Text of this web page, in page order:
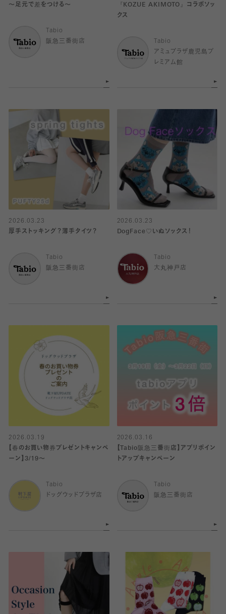
〜足元で差をつける〜
Tabio
阪急三番街店
『KOZUE AKIMOTO』コラボソッ
クス
Tabio
アミュプラザ鹿児島プ
レミアム館
2026.03.23
厚手ストッキング？薄手タイツ？
Tabio
阪急三番街店
2026.03.23
DogFace♡いぬソックス！
Tabio
大丸神戸店
2026.03.19
【春のお買い物券プレゼントキャンペ
ーン】3/19〜
Tabio
ドッグウッドプラザ店
2026.03.16
【Tabio阪急三番街店】アプリポイン
トアップキャンペーン
Tabio
阪急三番街店